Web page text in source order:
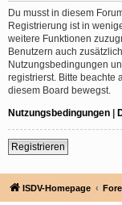
Du musst in diesem
Registrierung ist in
weitere Funktionen
Benutzern auch
Nutzungsbedingungen
registrierst. Bitte beachte
diesem Board bewegst.
Nutzungsbedingungen |
Registrieren
ISDV-Homepage